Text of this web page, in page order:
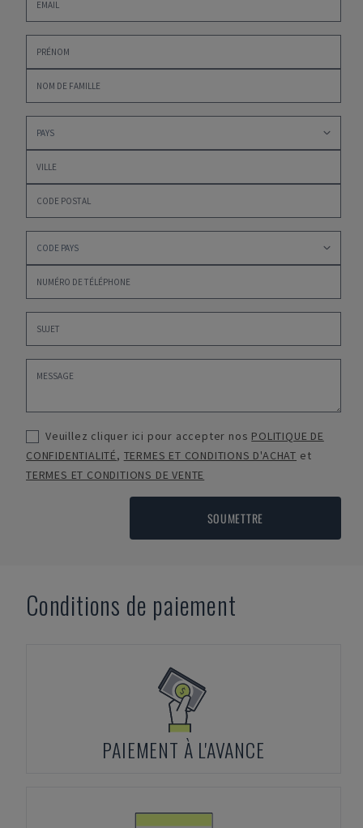
Veuillez cliquer ici pour accepter nos POLITIQUE DE
CONFIDENTIALITÉ, TERMES ET CONDITIONS D'ACHAT et
TERMES ET CONDITIONS DE VENTE
SOUMETTRE
Conditions de paiement
PAIEMENT À L'AVANCE